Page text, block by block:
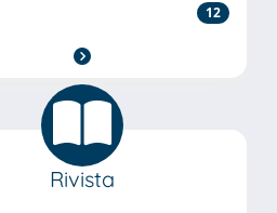
12
Rivista